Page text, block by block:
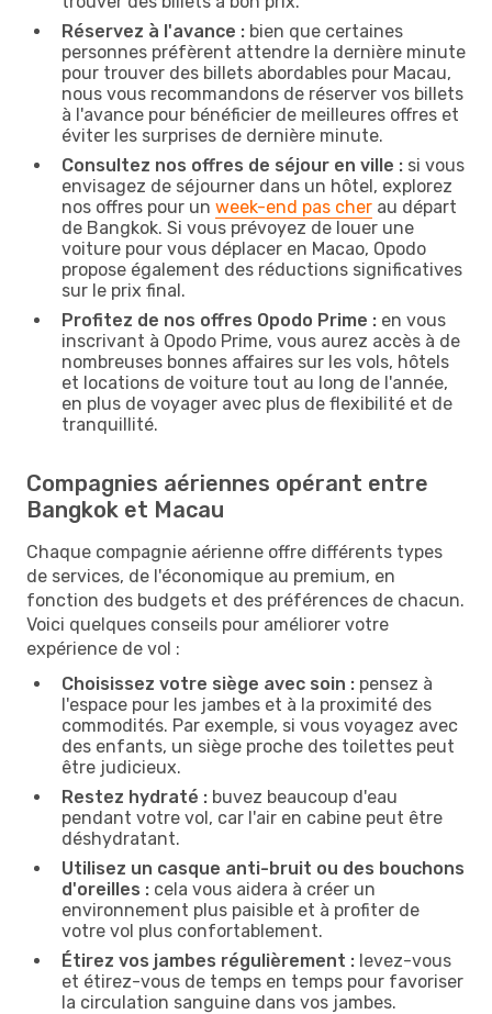
Réservez à l'avance : bien que certaines
personnes préfèrent attendre la dernière minute
pour trouver des billets abordables pour Macau,
nous vous recommandons de réserver vos billets
à l'avance pour bénéficier de meilleures offres et
éviter les surprises de dernière minute.
Consultez nos offres de séjour en ville : si vous
envisagez de séjourner dans un hôtel, explorez
nos offres pour un week-end pas cher au départ
de Bangkok. Si vous prévoyez de louer une
voiture pour vous déplacer en Macao, Opodo
propose également des réductions significatives
sur le prix final.
Profitez de nos offres Opodo Prime : en vous
inscrivant à Opodo Prime, vous aurez accès à de
nombreuses bonnes affaires sur les vols, hôtels
et locations de voiture tout au long de l'année,
en plus de voyager avec plus de flexibilité et de
tranquillité.
Compagnies aériennes opérant entre
Bangkok et Macau
Chaque compagnie aérienne offre différents types
de services, de l'économique au premium, en
fonction des budgets et des préférences de chacun.
Voici quelques conseils pour améliorer votre
expérience de vol :
Choisissez votre siège avec soin : pensez à
l'espace pour les jambes et à la proximité des
commodités. Par exemple, si vous voyagez avec
des enfants, un siège proche des toilettes peut
être judicieux.
Restez hydraté : buvez beaucoup d'eau
pendant votre vol, car l'air en cabine peut être
déshydratant.
Utilisez un casque anti-bruit ou des bouchons
d'oreilles : cela vous aidera à créer un
environnement plus paisible et à profiter de
votre vol plus confortablement.
Étirez vos jambes régulièrement : levez-vous
et étirez-vous de temps en temps pour favoriser
la circulation sanguine dans vos jambes.